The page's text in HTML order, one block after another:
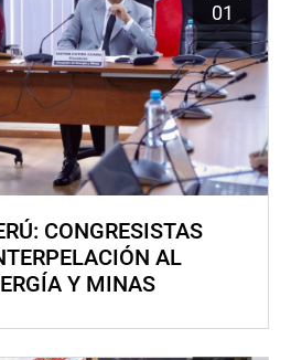
01
CONGRESISTAS
AL
Y MINAS